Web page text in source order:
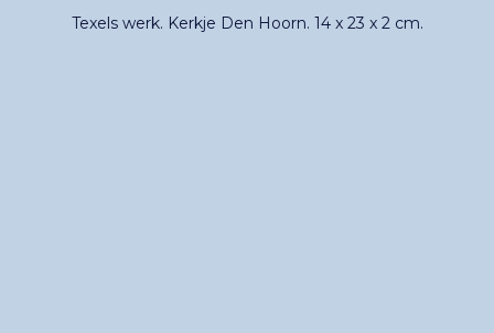
Texels werk. Kerkje Den Hoorn. 14 x 23 x 2 cm.